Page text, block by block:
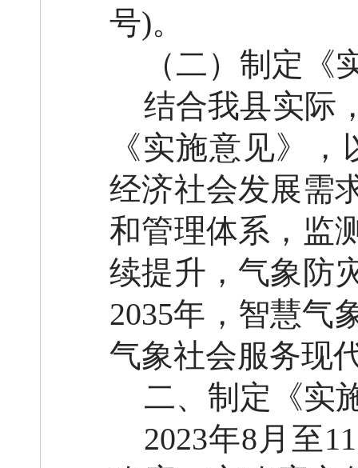
号)。
（二） 制定
结合我县实际
《实施意见》，
经济社会发展需
和管理体系，监
续提升，气象防
2035年，智慧气
气象社会服务现
二、制定《实
2023年8月 至